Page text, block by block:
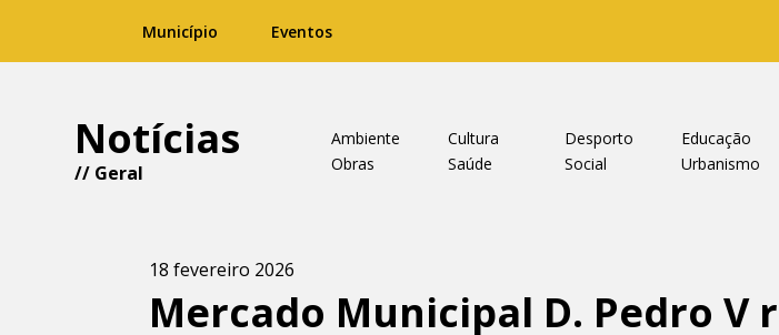
Município Eventos
Notícias
// Geral
Ambiente Cultura Desporto Educação
Obras
Saúde Social Urbanismo
18 fevereiro 2026
Mercado Municipal D. Pedro V